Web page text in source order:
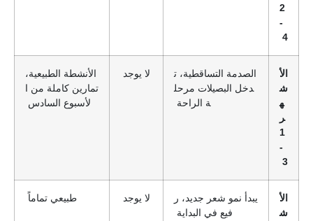
2
-
4
الأ
ش
ه
ر
1
-
3
الصدمة التساقطية، ت
دخل البصيلات مرحل
ة الراحة
لا يوجد
الأنشطة الطبيعية،
تمارين كاملة من ا
لأسبوع السادس
الأ
ش
يبدأ نمو شعر جديد، ر
فيع في البداية
لا يوجد طبيعي تماماً